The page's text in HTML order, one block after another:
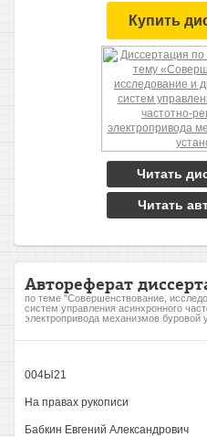
Купить
Читать
Читать
Автореферат
по теме "Совершенствование,
систем управления асинхронного
электропривода механизмов буровой
004Ы21
На правах рукописи
Бабкин Евгений Александрович